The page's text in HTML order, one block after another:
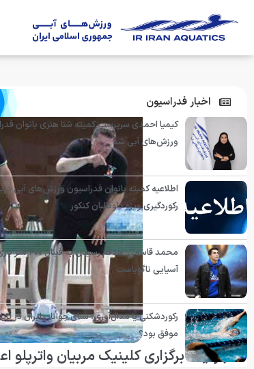
جزئیات برگزاری کلینیک مربیان واترپلو
اخبار فدراسیون
کیمیا احمدی سرپرست کمیته شنا هنری بانوان
ورزش‌های آبی شد
اطلاعیه کمیته بانوان فدراسیون ورزش‌های آبی
رکوردگیری ویژه داوطلبان کنکور
محمد قاسمی: هدفم رسیدن به
آسیایی ناگویاست
رکوردشکنی یا مدال‌آوری؛ شنای جوانان ایران در
موفق بود؟